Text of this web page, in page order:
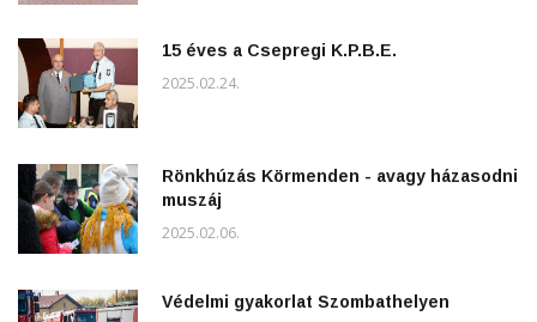
15 éves a Csepregi K.P.B.E.
2025.02.24.
Rönkhúzás Körmenden - avagy házasodni
muszáj
2025.02.06.
Védelmi gyakorlat Szombathelyen